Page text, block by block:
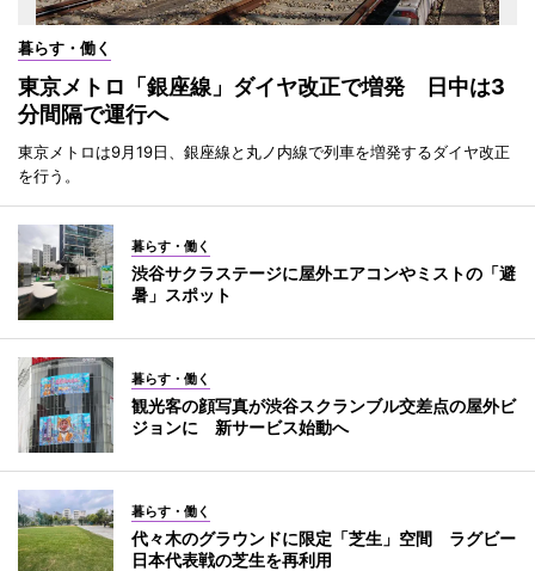
暮らす・働く
東京メトロ「銀座線」ダイヤ改正で増発 日中は3
分間隔で運行へ
東京メトロは9月19日、銀座線と丸ノ内線で列車を増発するダイヤ改正
を行う。
暮らす・働く
渋谷サクラステージに屋外エアコンやミストの「避
暑」スポット
暮らす・働く
観光客の顔写真が渋谷スクランブル交差点の屋外ビ
ジョンに 新サービス始動へ
暮らす・働く
代々木のグラウンドに限定「芝生」空間 ラグビー
日本代表戦の芝生を再利用